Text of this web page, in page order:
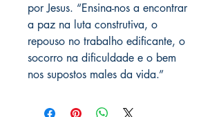
por Jesus. “Ensina-nos a encontrar
a paz na luta construtiva, o
repouso no trabalho edificante, o
socorro na dificuldade e o bem
nos supostos males da vida.”